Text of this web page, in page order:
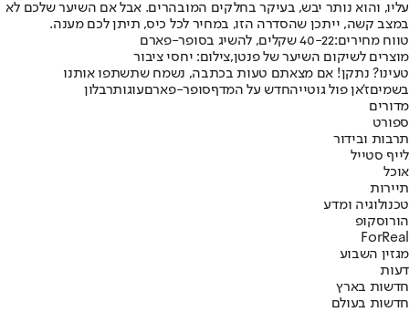
עליו, והוא נותר יבש, בעיקר בחלקים המובהרים. אבל אם השיער שלכם לא
במצב קשה, ייתכן שהסדרה הזו, במחיר לכל כיס, תיתן לכם מענה.
טווח מחירים:40-22 שקלים, להשיג בסופר-פארם
מוצרים לשיקום השיער של פנטן,צילום: יחסי ציבור
טעינו? נתקן! אם מצאתם טעות בכתבה, נשמח שתשתפו אותנו
בשמיםז'אן פול גוטייהחדש על המדףסופר-פארםעוגותרבלון
מדורים
ספורט
תרבות ובידור
לייף סטייל
אוכל
תיירות
טכנולוגיה ומדע
הורוסקופ
ForReal
מגזין השבוע
דעות
חדשות בארץ
חדשות בעולם